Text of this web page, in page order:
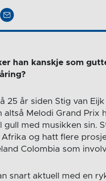
han kanskje som
25 år siden Stig van
altså Melodi Grand Prix
gull med musikken sin.
Afrika og hatt flere
Colombia som
snart aktuell med en